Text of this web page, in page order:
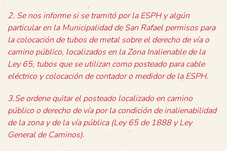
2. Se nos informe si se tramitó por la ESPH y algún
particular en la Municipalidad de San Rafael permisos para
la colocación de tubos de metal sobre el derecho de vía o
camino público, localizados en la Zona Inalienable de la
Ley 65, tubos que se utilizan como posteado para cable
eléctrico y colocación de contador o medidor de la ESPH.
3.Se ordene quitar el posteado localizado en camino
público o derecho de vía por la condición de inalienabilidad
de la zona y de la vía pública (Ley 65 de 1888 y Ley
General de Caminos).